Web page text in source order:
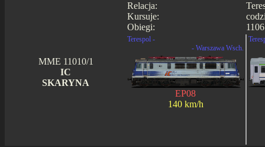
Relacja:
Kursuje:
Obiegi:
MME 11010/1
IC
SKARYNA
Terespol -
- Warszawa Wsch.
EP08
140 km/h